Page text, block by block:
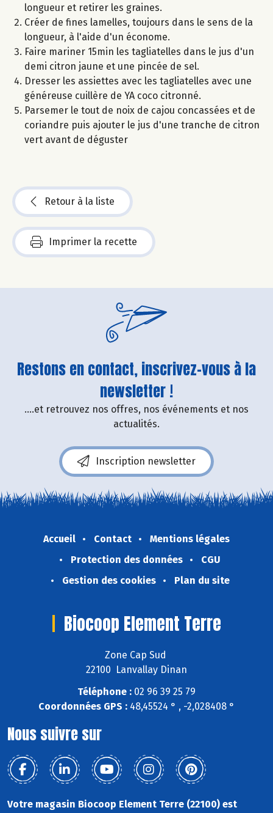
longueur et retirer les graines.
Créer de fines lamelles, toujours dans le sens de la
longueur, à l'aide d'un économe.
Faire mariner 15min les tagliatelles dans le jus d'un
demi citron jaune et une pincée de sel.
Dresser les assiettes avec les tagliatelles avec une
généreuse cuillère de YA coco citronné.
Parsemer le tout de noix de cajou concassées et de
coriandre puis ajouter le jus d'une tranche de citron
vert avant de déguster
Retour à la liste
Imprimer la recette
Restons en contact, inscrivez-vous à la
newsletter !
....et retrouvez nos offres, nos événements et nos
actualités.
Inscription newsletter
Accueil Contact
Mentions légales
Protection des données
CGU
Gestion des cookies
Plan du site
Biocoop Element Terre
Zone Cap Sud
22100 Lanvallay Dinan
Téléphone : 02 96 39 25 79
Coordonnées GPS : 48,45524 ° , -2,028408 °
Nous suivre sur
Votre magasin Biocoop Element Terre (22100) est